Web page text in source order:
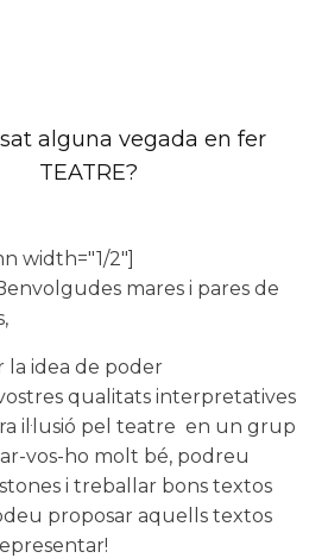
alguna vegada en fer
TEATRE?
width="1/2"]
mares i pares de
la idea de poder
qualitats interpretatives
il·lusió pel teatre en un grup
vos-ho molt bé, podreu
i treballar bons textos
proposar aquells textos